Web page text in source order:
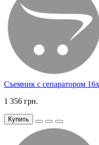
Съемник с сепаратором
1 356 грн.
Купить